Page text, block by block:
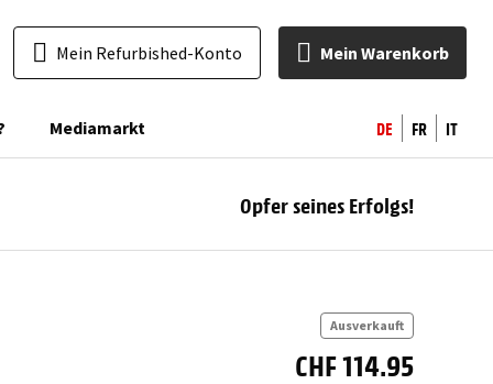
Mein Refurbished-Konto Mein Warenkorb
Mediamarkt DE FR IT
Opfer seines Erfolgs!
Ausverkauft
CHF 114.95